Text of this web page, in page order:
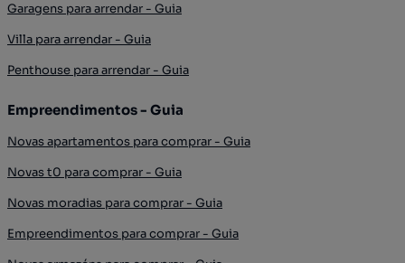
Garagens para arrendar - Guia
Villa para arrendar - Guia
Penthouse para arrendar - Guia
Empreendimentos - Guia
Novas apartamentos para comprar - Guia
Novas t0 para comprar - Guia
Novas moradias para comprar - Guia
Empreendimentos para comprar - Guia